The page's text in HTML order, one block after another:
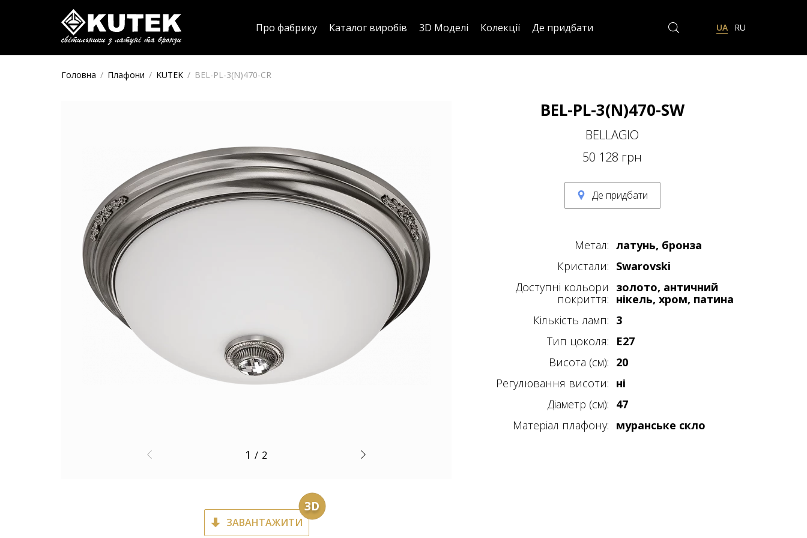
Про фабрику Каталог виробів 3D Моделі Колекції Де придбати UA RU
Головна / Плафони / KUTEK / BEL-PL-3(N)470-CR
1 / 2
ЗАВАНТАЖИТИ
3D
BEL-PL-3(N)470-SW
BELLAGIO
50 128 грн
Де придбати
Метал: латунь, бронза
Кристали: Swarovski
Доступні кольори
покриття:
золото, античний
нікель, хром, патина
Кількість ламп: 3
Тип цоколя:
E27
Висота (см): 20
Регулювання висоти: ні
Діаметр (см): 47
Матеріал плафону: муранське скло